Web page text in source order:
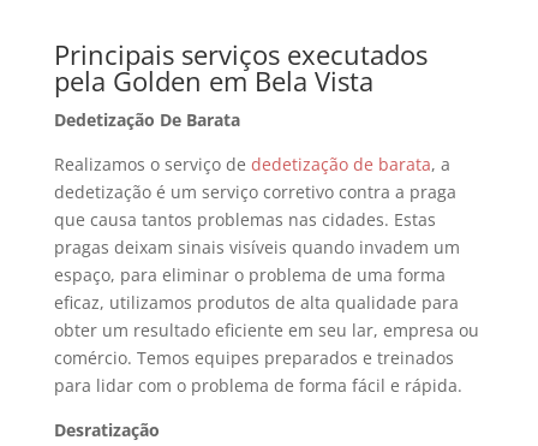
Principais serviços executados
pela Golden em Bela Vista
Dedetização De Barata
Realizamos o serviço de dedetização de barata, a
dedetização é um serviço corretivo contra a praga
que causa tantos problemas nas cidades. Estas
pragas deixam sinais visíveis quando invadem um
espaço, para eliminar o problema de uma forma
eficaz, utilizamos produtos de alta qualidade para
obter um resultado eficiente em seu lar, empresa ou
comércio. Temos equipes preparados e treinados
para lidar com o problema de forma fácil e rápida.
Desratização